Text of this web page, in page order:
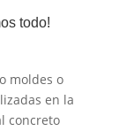
todo!
moldes o
en la
concreto